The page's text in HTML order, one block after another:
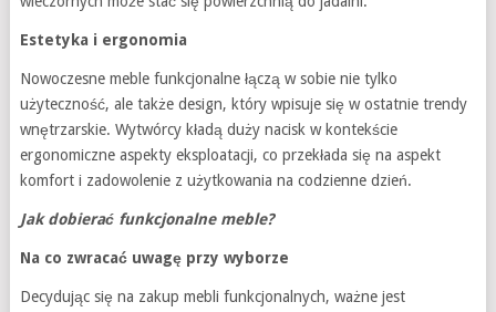
Estetyka i ergonomia
Nowoczesne meble funkcjonalne łączą w sobie nie tylko
użyteczność, ale także design, który wpisuje się w ostatnie trendy
wnętrzarskie. Wytwórcy kładą duży nacisk w kontekście
ergonomiczne aspekty eksploatacji, co przekłada się na aspekt
komfort i zadowolenie z użytkowania na codzienne dzień.
Jak dobierać funkcjonalne meble?
Na co zwracać uwagę przy wyborze
Decydując się na zakup mebli funkcjonalnych, ważne jest